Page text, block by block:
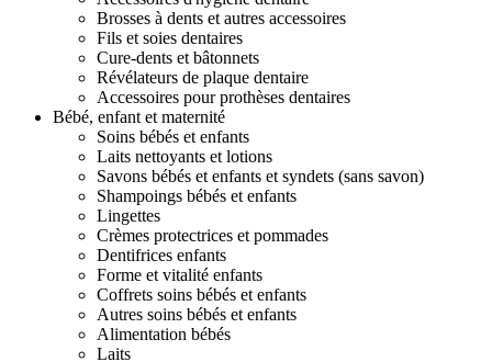
Brosses à dents et autres accessoires
Fils et soies dentaires
Cure-dents et bâtonnets
Révélateurs de plaque dentaire
Accessoires pour prothèses dentaires
Bébé, enfant et maternité
Soins bébés et enfants
Laits nettoyants et lotions
Savons bébés et enfants et syndets (sans savon)
Shampoings bébés et enfants
Lingettes
Crèmes protectrices et pommades
Dentifrices enfants
Forme et vitalité enfants
Coffrets soins bébés et enfants
Autres soins bébés et enfants
Alimentation bébés
Laits